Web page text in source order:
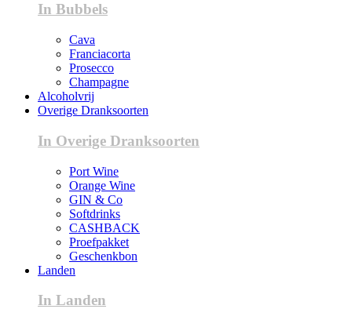
In Bubbels
Cava
Franciacorta
Prosecco
Champagne
Alcoholvrij
Overige Dranksoorten
In Overige Dranksoorten
Port Wine
Orange Wine
GIN & Co
Softdrinks
CASHBACK
Proefpakket
Geschenkbon
Landen
In Landen